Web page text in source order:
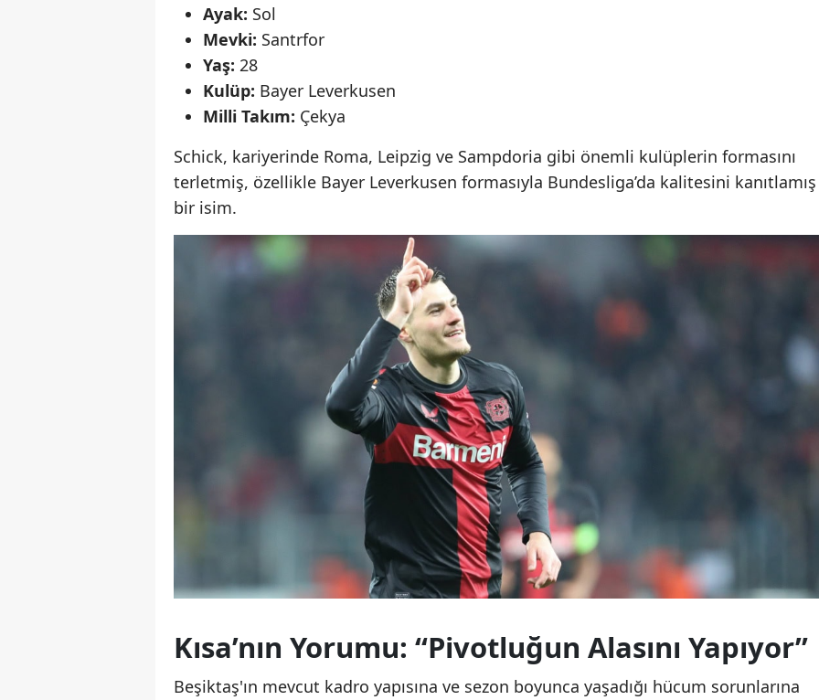
Ayak: Sol
Mevki: Santrfor
Yaş: 28
Kulüp: Bayer Leverkusen
Milli Takım: Çekya
Schick, kariyerinde Roma, Leipzig ve Sampdoria gibi önemli kulüplerin formasını
terletmiş, özellikle Bayer Leverkusen formasıyla Bundesliga’da kalitesini kanıtlamış
bir isim.
Kısa’nın Yorumu: “Pivotluğun Alasını Yapıyor”
Beşiktaş'ın mevcut kadro yapısına ve sezon boyunca yaşadığı hücum sorunlarına